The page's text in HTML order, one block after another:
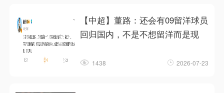
【中超】董路：还会有09留洋球员
回归国内，不是不想留洋而是现
1438 2026-07-23